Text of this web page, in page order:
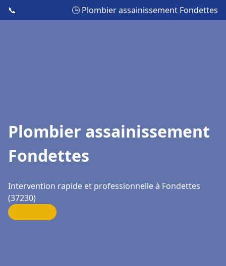
📞 🕒 Plombier assainissement Fondettes
Plombier assainissement
Fondettes
Intervention rapide et professionnelle à Fondettes
(37230)